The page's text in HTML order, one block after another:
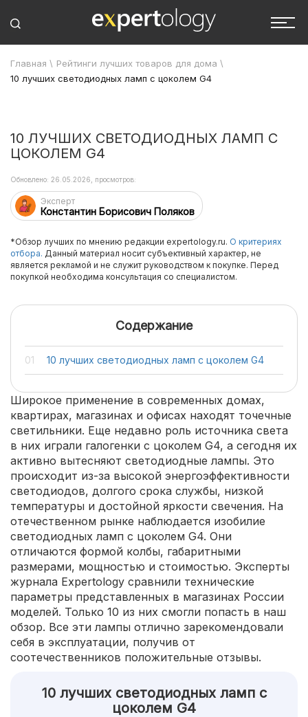
Главная \ Рейтинги лучших товаров для дома \
10 лучших светодиодных ламп с цоколем G4
10 ЛУЧШИХ СВЕТОДИОДНЫХ ЛАМП С
ЦОКОЛЕМ G4
Эксперт
Константин Борисович Поляков
Обновлено: 26.05.2026, просмотров:
*Обзор лучших по мнению редакции expertology.ru. О критериях
отбора. Данный материал носит субъективный характер, не
является рекламой и не служит руководством к покупке. Перед
покупкой необходима консультация со специалистом.
Содержание
10 лучших светодиодных ламп с цоколем G4
Широкое применение в современных домах,
квартирах, магазинах и офисах находят точечные
светильники. Еще недавно роль источника света
в них играли галогенки с цоколем G4, а сегодня их
активно вытесняют светодиодные лампы. Это
происходит из-за высокой энергоэффективности
светодиодов, долгого срока службы, низкой
температуры и достойной яркости свечения. На
отечественном рынке наблюдается изобилие
светодиодных ламп с цоколем G4. Они
отличаются формой колбы, габаритными
размерами, мощностью и стоимостью. Эксперты
журнала Expertology сравнили технические
параметры представленных в магазинах России
моделей. Только 10 из них смогли попасть в наш
обзор. Все эти лампы отлично зарекомендовали
себя в эксплуатации, получив от
соотечественников положительные отзывы.
10 лучших светодиодных ламп с
цоколем G4